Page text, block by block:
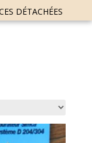
DÉTACHÉES